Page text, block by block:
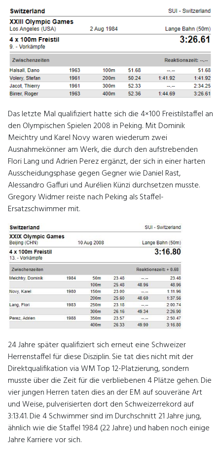
Das letzte Mal qualifiziert hatte sich die 4×100 Freistilstaffel an
den Olympischen Spielen 2008 in Peking. Mit Dominik
Meichtry und Karel Novy waren wiederum zwei
Ausnahmekönner am Werk, die durch den aufstrebenden
Flori Lang und Adrien Perez ergänzt, der sich in einer harten
Ausscheidungsphase gegen Gegner wie Daniel Rast,
Alessandro Gaffuri und Aurélien Künzi durchsetzen musste.
Gregory Widmer reiste nach Peking als Staffel-
Ersatzschwimmer mit.
24 Jahre später qualifiziert sich erneut eine Schweizer
Herrenstaffel für diese Disziplin. Sie tat dies nicht mit der
Direktqualifikation via WM Top 12-Platzierung, sondern
musste über die Zeit für die verbliebenen 4 Plätze gehen. Die
vier jungen Herren taten dies an der EM auf souveräne Art
und Weise, pulverisierten dort den Schweizerrekord auf
3:13.41. Die 4 Schwimmer sind im Durchschnitt 21 Jahre jung,
ähnlich wie die Staffel 1984 (22 Jahre) und haben noch einige
Jahre Karriere vor sich.